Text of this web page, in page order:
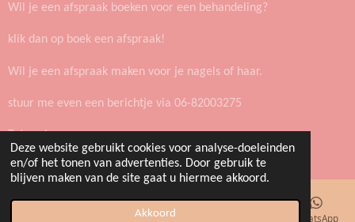
Deze website gebruikt cookies voor analyse-doeleinden
en/of het tonen van advertenties. Door gebruik te
blijven maken van de site gaat u hiermee akkoord.
Akkoord
Wil je een afspraak boeken voor een behandeling?
klik dan op boek een afspraak!
Wil je een afspraak maken voor je nagels of haar.
stuur me even een berichtje via 06-82003275
Tot snel
Powered byJouwWeb
Telefoonnummer WhatsApp